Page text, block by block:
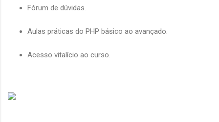
Fórum de dúvidas.
Aulas práticas do PHP básico ao avançado.
Acesso vitalício ao curso.